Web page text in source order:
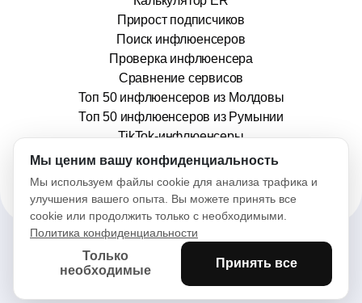
Прирост подписчиков
Поиск инфлюенсеров
Проверка инфлюенсера
Сравнение сервисов
Топ 50 инфлюенсеров из Молдовы
Топ 50 инфлюенсеров из Румынии
TikTok-инфлюенсеры
info@stars.md
2025© Stars. Все права защищены.
Мы ценим вашу конфиденциальность
Мы используем файлы cookie для анализа трафика и
улучшения вашего опыта. Вы можете принять все
cookie или продолжить только с необходимыми.
Политика конфиденциальности
Только
необходимые
Принять все